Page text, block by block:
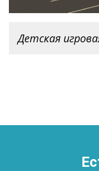
торгового
Детская